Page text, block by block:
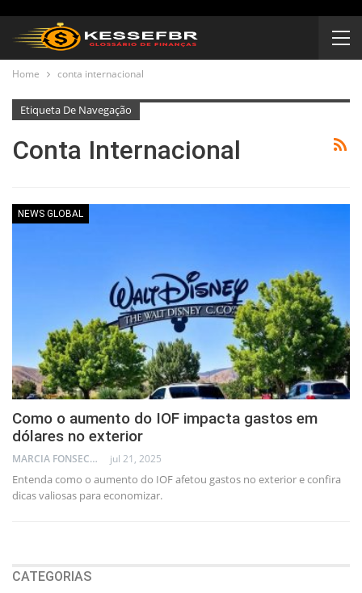
Home conta internacional
Etiqueta De Navegação
Conta Internacional
NEWS GLOBAL
Como o aumento do IOF impacta gastos em
dólares no exterior
MARCIA FONSECA - FINANCIAL CONSULTANT jul 21, 2025
Entenda como o aumento do IOF afetou gastos no exterior e confira
dicas valiosas para economizar.
CATEGORIAS